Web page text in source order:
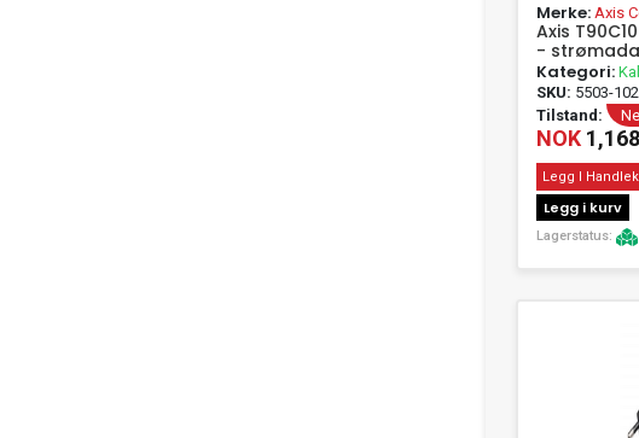
Merke: Axis
Axis
-
Kategori:
passivt utstyr
SKU: 5503-102
Tilstand:
NOK
Legg I
Legg i kurv
Lagerstatus: